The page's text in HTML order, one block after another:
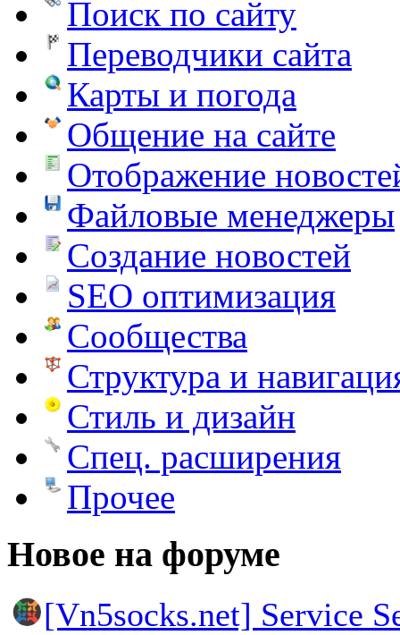
Поиск по сайту
Переводчики сайта
Карты и погода
Общение на сайте
Отображение
Файловые менеджеры
Создание новостей
SEO оптимизация
Сообщества
Структура и
Стиль и дизайн
Спец. расширения
Прочее
Новое на форуме
[Vn5socks.net] Service